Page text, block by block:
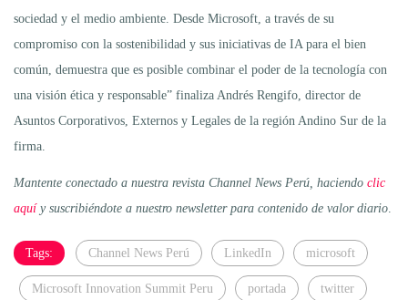
sociedad y el medio ambiente. Desde Microsoft, a través de su
compromiso con la sostenibilidad y sus iniciativas de IA para el bien
común, demuestra que es posible combinar el poder de la tecnología con
una visión ética y responsable” finaliza Andrés Rengifo, director de
Asuntos Corporativos, Externos y Legales de la región Andino Sur de la
firma.
Mantente conectado a nuestra revista Channel News Perú, haciendo clic
aquíy suscribiéndote a nuestro newsletter para contenido de valor diario
Tags: Channel News Perú LinkedIn microsoft
Microsoft Innovation Summit Peru portada twitter